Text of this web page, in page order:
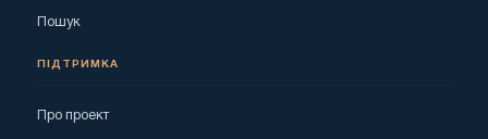
Пошук
ПІДТРИМКА
Про проект